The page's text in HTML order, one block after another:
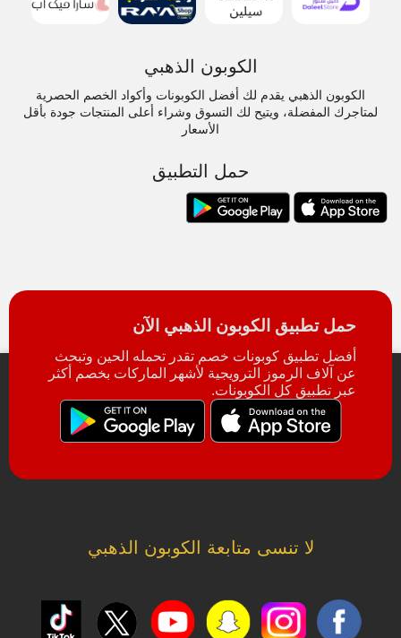
الكوبون الذهبي
الكوبون الذهبي يقدم لك أفضل الكوبونات وأكواد الخصم الحصرية
لمتاجرك المفضلة، ويتيح لك التسوق وشراء أعلى المنتجات جودة بأقل
الأسعار
حمل التطبيق
حمل تطبيق الكوبون الذهبي الآن
أفضل تطبيق كوبونات خصم تقدر تحمله الحين وتبحث
عن آلاف الرموز الترويجية لأشهر الماركات بخصم أكثر
عبر تطبيق كل الكوبونات.
لا تنسى متابعة الكوبون الذهبي